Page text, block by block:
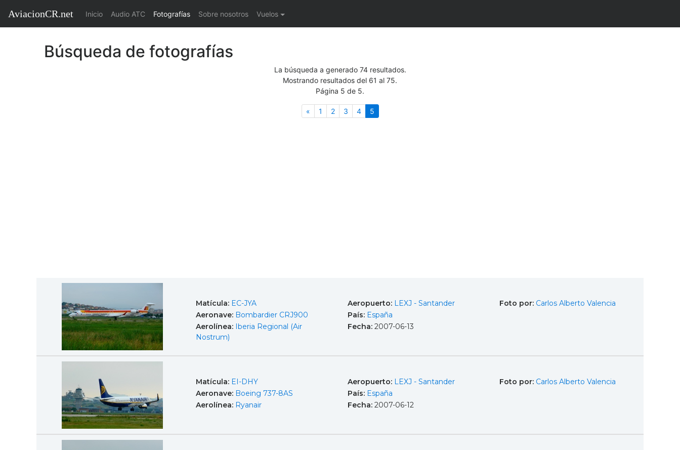
AviacionCR.net Inicio(current)
Audio ATC Fotografías Sobre nosotros Vuelos
Búsqueda de fotografías
La búsqueda a generado 74 resultados.
Mostrando resultados del 61 al 75.
Página 5 de 5.
«Anterior
1 2 3 4 5(actual)
Matícula: EC-JYA
Aeronave: Bombardier CRJ900
Aerolínea: Iberia Regional (Air
Nostrum)
Aeropuerto: LEXJ - Santander
País: España
Fecha: 2007-06-13
Foto por: Carlos Alberto Valencia
Matícula: EI-DHY
Aeronave: Boeing 737-8AS
Aerolínea: Ryanair
Aeropuerto: LEXJ - Santander
País: España
Fecha: 2007-06-12
Foto por: Carlos Alberto Valencia